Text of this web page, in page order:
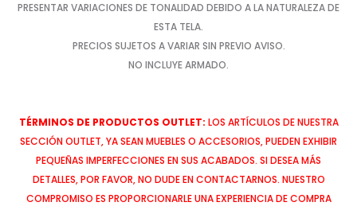
PRESENTAR VARIACIONES DE TONALIDAD DEBIDO A LA NATURALEZA DE
ESTA TELA.
PRECIOS SUJETOS A VARIAR SIN PREVIO AVISO.
NO INCLUYE ARMADO.
TÉRMINOS DE PRODUCTOS OUTLET: LOS ARTÍCULOS DE NUESTRA
SECCIÓN OUTLET, YA SEAN MUEBLES O ACCESORIOS, PUEDEN EXHIBIR
PEQUEÑAS IMPERFECCIONES EN SUS ACABADOS. SI DESEA MÁS
DETALLES, POR FAVOR, NO DUDE EN CONTACTARNOS. NUESTRO
COMPROMISO ES PROPORCIONARLE UNA EXPERIENCIA DE COMPRA